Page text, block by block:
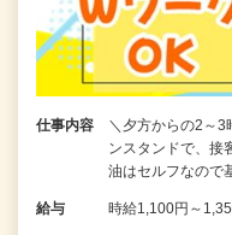
仕事内容
＼夕方からの2～3
ンスタンドで、接
油はセルフなので
給与 時給1,100円～